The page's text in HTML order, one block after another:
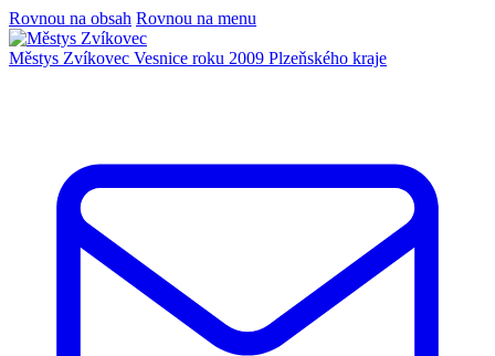
Rovnou na obsah Rovnou na menu
Městys Zvíkovec Vesnice roku 2009 Plzeňského kraje